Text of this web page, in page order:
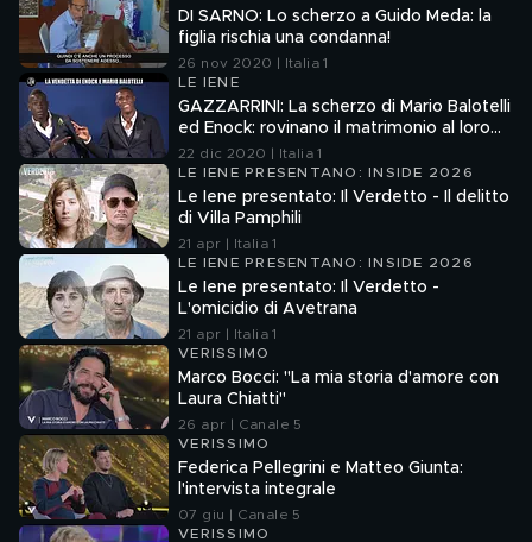
DI SARNO: Lo scherzo a Guido Meda: la
figlia rischia una condanna!
26 nov 2020 | Italia 1
LE IENE
GAZZARRINI: La scherzo di Mario Balotelli
ed Enock: rovinano il matrimonio al loro
amico
22 dic 2020 | Italia 1
LE IENE PRESENTANO: INSIDE 2026
Le Iene presentato: Il Verdetto - Il delitto
di Villa Pamphili
21 apr | Italia 1
LE IENE PRESENTANO: INSIDE 2026
Le Iene presentato: Il Verdetto -
L'omicidio di Avetrana
21 apr | Italia 1
VERISSIMO
Marco Bocci: "La mia storia d'amore con
Laura Chiatti"
26 apr | Canale 5
VERISSIMO
Federica Pellegrini e Matteo Giunta:
l'intervista integrale
07 giu | Canale 5
VERISSIMO